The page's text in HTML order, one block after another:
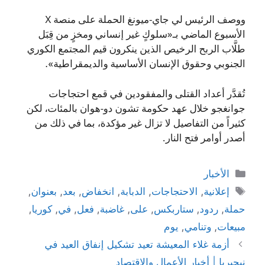
ووصف الرئيس لي جاي-ميونغ الحملة على منصة X
الأسبوع الماضي بـ«سلوكٍ غير إنساني ومخزٍ من قِبَل
طلَّاب الربح الرخيص الذين ينكرون قيم المجتمع الكوري
الجنوبي وحقوق الإنسان الأساسية والديمقراطية».
تُقدَّر أعداد القتلى والمفقودين في قمع احتجاجات
جوانغجو خلال عهد حكومة تشون دو-هوان بالمئات، لكن
كثيراً من التفاصيل لا تزال غير مؤكدة، بما في ذلك من
أصدر أوامر فتح النار.
التصنيفات
الأخبار
الوسوم
إعلانية, الاحتجاجات, الدبابة, انخفاض, بعد, بعنوان,
حملة, ردود, ستاربكس, على, غاضبة, فعل, في, كوريا,
مبيعات, وتنامي, يوم
أزمة غلاء المعيشة تعيد تشكيل إنفاق العيد في
نيجيريا | أخبار الأعمال والاقتصاد